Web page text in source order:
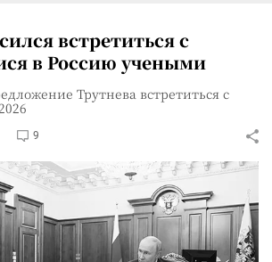
встретиться с
в Россию учеными
Трутнева встретиться с
9